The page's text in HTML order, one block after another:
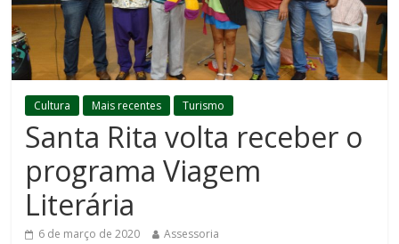
Cultura Mais recentes Turismo
Santa Rita volta receber o
programa Viagem
Literária
6 de março de 2020 Assessoria